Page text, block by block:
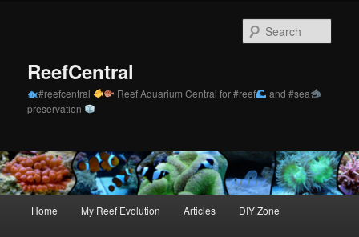
ReefCentral
#reefcentral Reef Aquarium Central for #reef
and #sea
preservation
Home My Reef Evolution Articles DIY Zone